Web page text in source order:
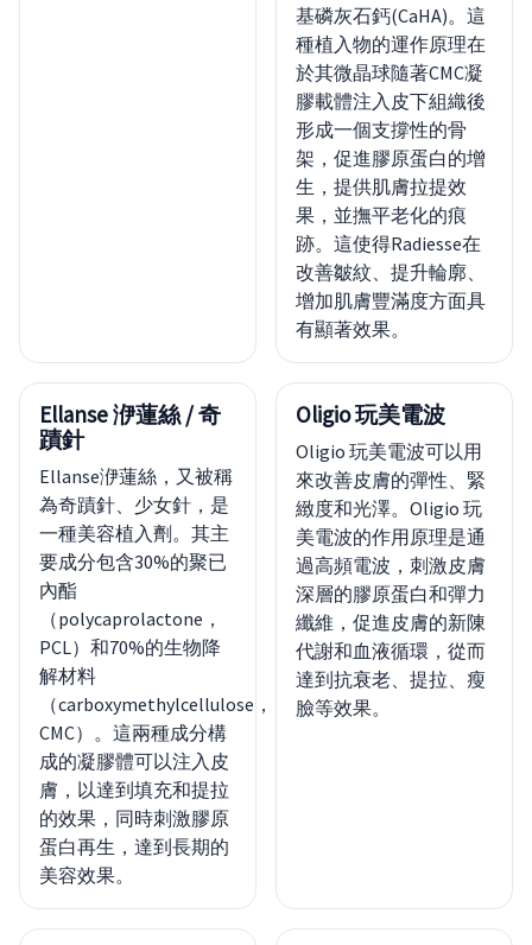
基磷灰石鈣(CaHA)。這
種植入物的運作原理在
於其微晶球隨著CMC凝
膠載體注入皮下組織後
形成一個支撐性的骨
架，促進膠原蛋白的增
生，提供肌膚拉提效
果，並撫平老化的痕
跡。這使得Radiesse在
改善皺紋、提升輪廓、
增加肌膚豐滿度方面具
有顯著效果。
Ellanse 洢蓮絲 / 奇
蹟針
Ellanse洢蓮絲，又被稱
為奇蹟針、少女針，是
一種美容植入劑。其主
要成分包含30%的聚已
內酯
（polycaprolactone，
PCL）和70%的生物降
解材料
（carboxymethylcellulose，
CMC）。這兩種成分構
成的凝膠體可以注入皮
膚，以達到填充和提拉
的效果，同時刺激膠原
蛋白再生，達到長期的
美容效果。
Oligio 玩美電波
Oligio 玩美電波可以用
來改善皮膚的彈性、緊
緻度和光澤。Oligio 玩
美電波的作用原理是通
過高頻電波，刺激皮膚
深層的膠原蛋白和彈力
纖維，促進皮膚的新陳
代謝和血液循環，從而
達到抗衰老、提拉、瘦
臉等效果。